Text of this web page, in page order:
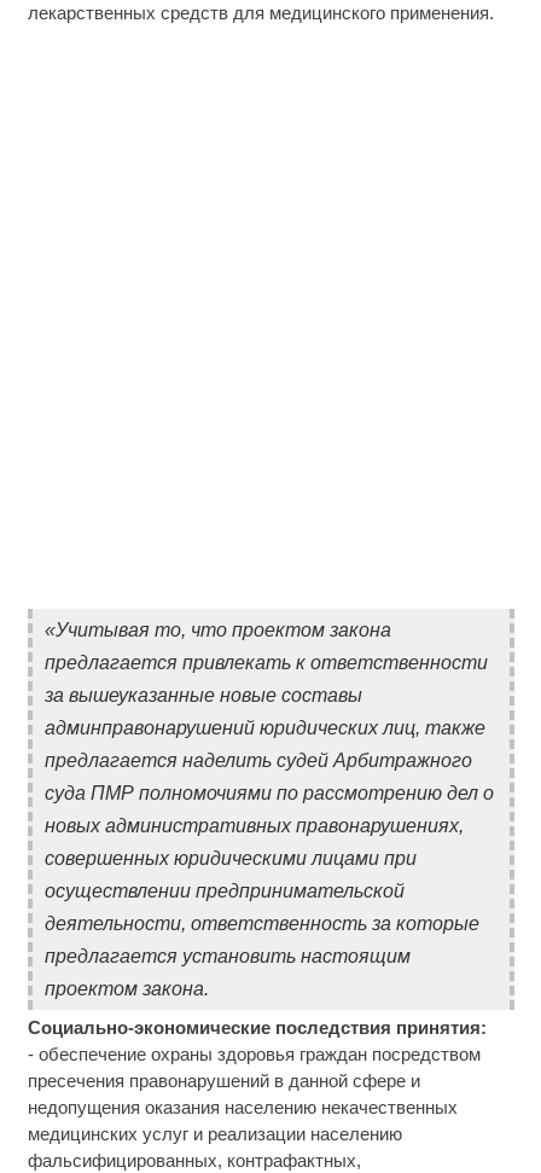
лекарственных средств для медицинского применения.
«Учитывая то, что проектом закона
предлагается привлекать к ответственности
за вышеуказанные новые составы
админправонарушений юридических лиц, также
предлагается наделить судей Арбитражного
суда ПМР полномочиями по рассмотрению дел о
новых административных правонарушениях,
совершенных юридическими лицами при
осуществлении предпринимательской
деятельности, ответственность за которые
предлагается установить настоящим
проектом закона.
Социально-экономические последствия принятия:
- обеспечение охраны здоровья граждан посредством
пресечения правонарушений в данной сфере и
недопущения оказания населению некачественных
медицинских услуг и реализации населению
фальсифицированных, контрафактных,